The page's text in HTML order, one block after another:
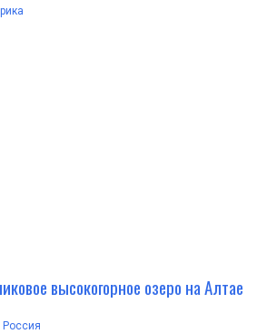
высокогорное озеро на Алтае
Россия